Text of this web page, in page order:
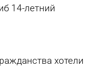
14-летний
хотели